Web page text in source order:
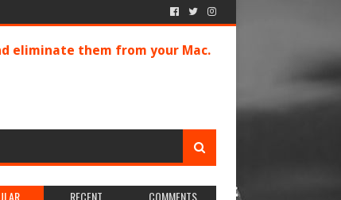
eliminate them from your Mac.
RECENT COMMENTS